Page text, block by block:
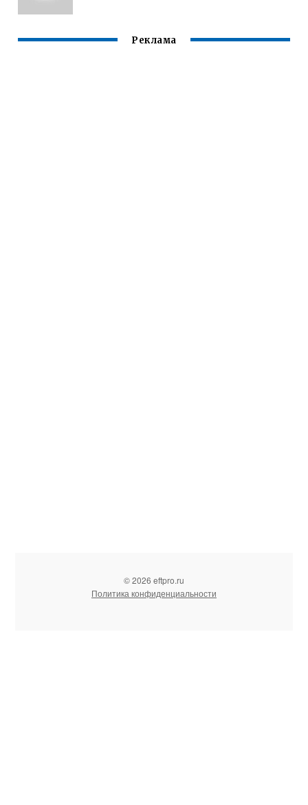
Реклама
© 2026 eftpro.ru
Политика конфиденциальности